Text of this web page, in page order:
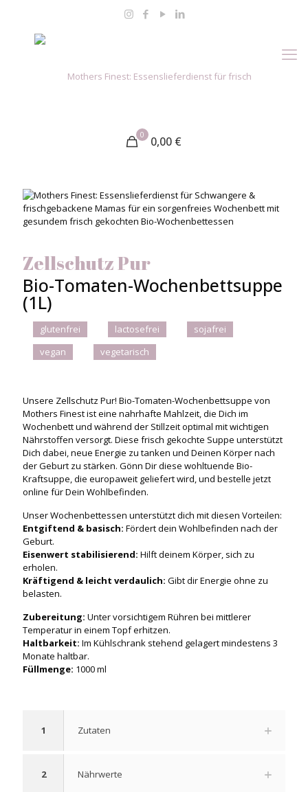
0 0,00 €
Zellschutz Pur
Bio-Tomaten-Wochenbettsuppe
(1L)
glutenfrei lactosefrei
sojafrei
vegan
vegetarisch
Unsere Zellschutz Pur! Bio-Tomaten-Wochenbettsuppe von
Mothers Finest ist eine nahrhafte Mahlzeit, die Dich im
Wochenbett und während der Stillzeit optimal mit wichtigen
Nährstoffen versorgt. Diese frisch gekochte Suppe unterstützt
Dich dabei, neue Energie zu tanken und Deinen Körper nach
der Geburt zu stärken. Gönn Dir diese wohltuende Bio-
Kraftsuppe, die europaweit geliefert wird, und bestelle jetzt
online für Dein Wohlbefinden.
Unser Wochenbettessen unterstützt dich mit diesen Vorteilen:
Entgiftend & basisch: Fördert dein Wohlbefinden nach der
Geburt.
Eisenwert stabilisierend: Hilft deinem Körper, sich zu
erholen.
Kräftigend & leicht verdaulich: Gibt dir Energie ohne zu
belasten.
Zubereitung: Unter vorsichtigem Rühren bei mittlerer
Temperatur in einem Topf erhitzen.
Haltbarkeit: Im Kühlschrank stehend gelagert mindestens 3
Monate haltbar.
Füllmenge: 1000 ml
1 Zutaten
2 Nährwerte